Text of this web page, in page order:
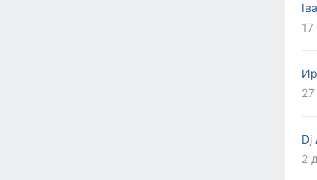
Dj
2